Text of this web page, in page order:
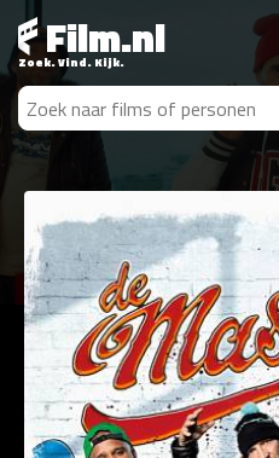
Film.nl
Zoek. Vind. Kijk.